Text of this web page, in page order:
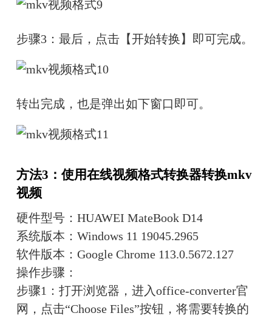
步骤3：最后，点击【开始转换】即可完成。
转出完成，也是弹出如下窗口即可。
方法3：使用在线视频格式转换器转换mkv
视频
硬件型号：HUAWEI MateBook D14
系统版本：Windows 11 19045.2965
软件版本：Google Chrome 113.0.5672.127
操作步骤：
步骤1：打开浏览器，进入office-converter官
网，点击“Choose Files”按钮，将需要转换的